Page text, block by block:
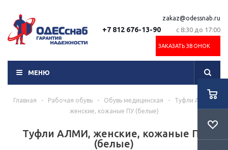
+7 812 676-13-90
zakaz@odessnab.ru
с 8:30 до 17:00
ЗАКАЗАТЬ ЗВОНОК
МЕНЮ
Главная - Рабочая обувь - Обувь медицинская -
Туфли АЛМИ,
женские, кожаные ПУ (белые)
Туфли АЛМИ, женские, кожаные ПУ
(белые)